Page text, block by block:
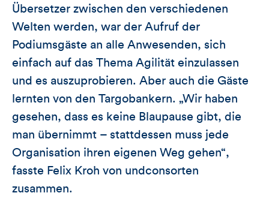
Übersetzer zwischen den verschiedenen
Welten werden, war der Aufruf der
Podiumsgäste an alle Anwesenden, sich
einfach auf das Thema Agilität einzulassen
und es auszuprobieren. Aber auch die Gäste
lernten von den Targobankern. „Wir haben
gesehen, dass es keine Blaupause gibt, die
man übernimmt – stattdessen muss jede
Organisation ihren eigenen Weg gehen“,
fasste Felix Kroh von undconsorten
zusammen.